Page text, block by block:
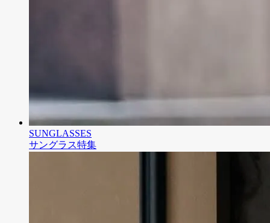
SUNGLASSES
サングラス特集